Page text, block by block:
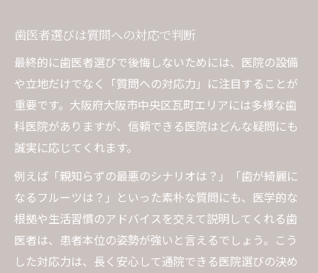
歯医者選びは質問への対応で判断
最終的に歯医者選びで後悔しないためには、医院の設備
や立地だけでなく「質問への対応力」に注目することが
重要です。大阪府大阪市中央区瓦町エリアには多様な歯
科医院がありますが、信頼できる医院はどんな疑問にも
誠実に応じてくれます。
例えば「親知らずの最悪のシナリオは？」「歯が綺麗に
なるフルーツは？」といった素朴な質問にも、医学的な
根拠や生活習慣のアドバイスを交えて説明してくれる歯
医者は、患者本位の姿勢が強いと言えるでしょう。こう
した対応力は、長く安心して通院できる医院選びの決め